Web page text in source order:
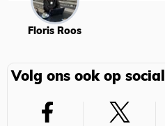
Floris Roos
Volg ons ook op social